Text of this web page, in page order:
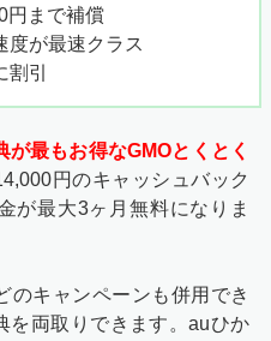
円まで補償
が最速クラス
引
が最もお得なGMOとくとく
円のキャッシュバック
が最大3ヶ月無料になりま
のキャンペーンも併用でき
を両取りできます。auひか